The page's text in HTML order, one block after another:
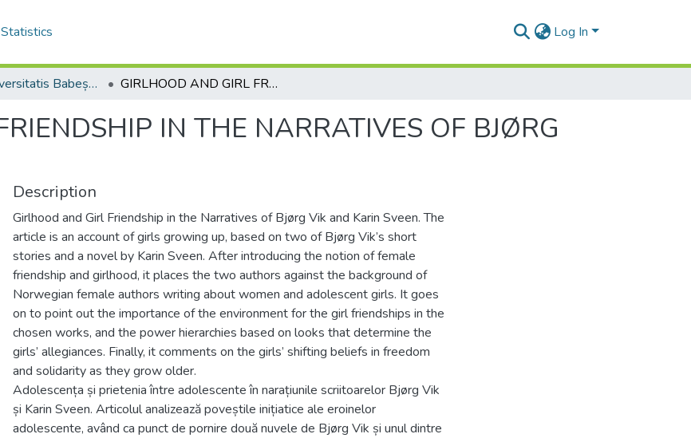
Statistics Log In
Studia Universitatis Babeș-Bolyai Philologia GIRLHOOD AND GIRL FRIENDSHIP IN THE NARRATIVES OF BJØRG VIK AND KARIN SVEEN
IN THE NARRATIVES OF BJØRG
Description
Girlhood and Girl Friendship in the Narratives of Bjørg Vik and Karin Sveen. The
article is an account of girls growing up, based on two of Bjørg Vik’s short
stories and a novel by Karin Sveen. After introducing the notion of female
friendship and girlhood, it places the two authors against the background of
Norwegian female authors writing about women and adolescent girls. It goes
on to point out the importance of the environment for the girl friendships in the
chosen works, and the power hierarchies based on looks that determine the
girls’ allegiances. Finally, it comments on the girls’ shifting beliefs in freedom
and solidarity as they grow older.
Adolescența și prietenia între adolescente în narațiunile scriitoarelor Bjørg Vik
și Karin Sveen. Articolul analizează poveștile inițiatice ale eroinelor
adolescente, având ca punct de pornire două nuvele de Bjørg Vik și unul dintre